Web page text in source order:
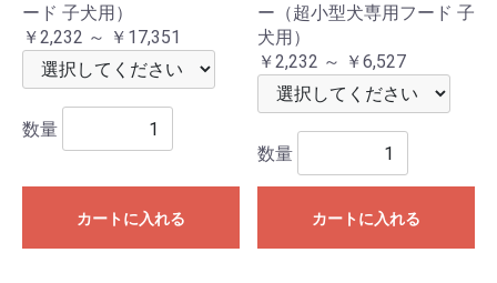
ード 子犬用）
￥2,232 ～ ￥17,351
数量
カートに入れる
ー（超小型犬専用フード 子
犬用）
￥2,232 ～ ￥6,527
数量
カートに入れる